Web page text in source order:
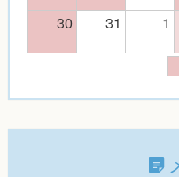
30
31 1